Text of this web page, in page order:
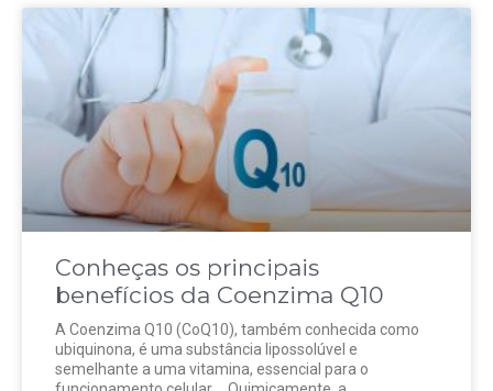
Conheças os principais
benefícios da Coenzima Q10
A Coenzima Q10 (CoQ10), também conhecida como
ubiquinona, é uma substância lipossolúvel e
semelhante a uma vitamina, essencial para o